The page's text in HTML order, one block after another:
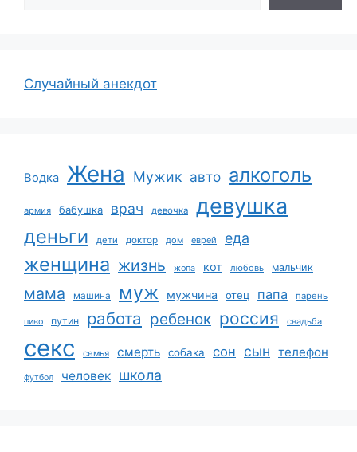
Случайный анекдот
Водка Жена Мужик авто алкоголь
армия бабушка врач девочка девушка
деньги дети доктор дом еврей еда
женщина жизнь жопа кот любовь мальчик
мама машина муж мужчина отец папа парень
пиво путин работа ребенок россия свадьба
секс семья смерть собака сон сын телефон
футбол человек школа